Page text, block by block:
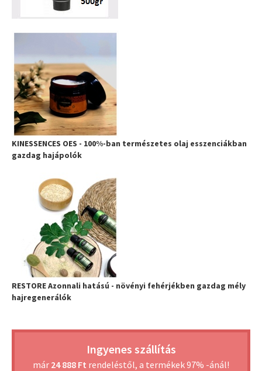
KINESSENCES OES - 100%-ban természetes olaj esszenciákban
gazdag hajápolók
RESTORE Azonnali hatású - növényi fehérjékben gazdag mély
hajregenerálók
Ingyenes szállítás
már 24 888 Ft rendeléstől, a termékek 97% -ánál!